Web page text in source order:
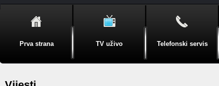
Srpski
Prva strana TV uživo Telefonski servis